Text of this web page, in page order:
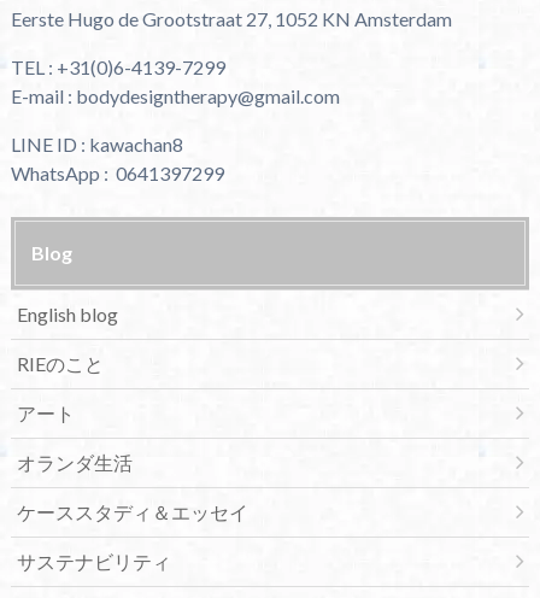
Eerste Hugo de Grootstraat 27, 1052 KN Amsterdam
TEL : +31(0)6-4139-7299
E-mail : bodydesigntherapy@gmail.com
LINE ID : kawachan8
WhatsApp : 0641397299
Blog
English blog
RIEのこと
アート
オランダ生活
ケーススタディ＆エッセイ
サステナビリティ